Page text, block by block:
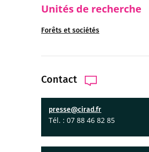
Unités de recherche
Forêts et sociétés
Contact
presse@cirad.fr
Tél. : 07 88 46 82 85